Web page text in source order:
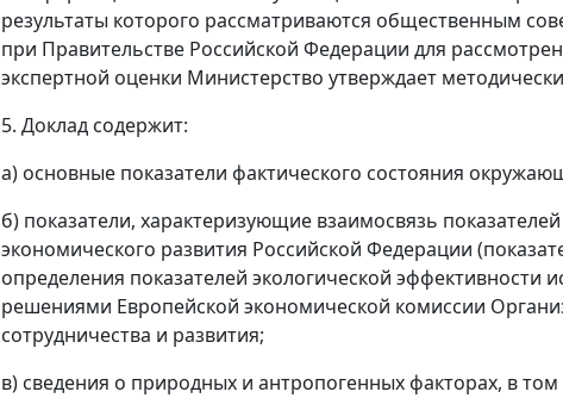
результаты которого рассматриваются общественным
при Правительстве Российской Федерации для
экспертной оценки Министерство утверждает
5. Доклад содержит:
а) основные показатели фактического состояния
б) показатели, характеризующие взаимосвязь
экономического развития Российской Федерации
определения показателей экологической эффективности
решениями Европейской экономической комиссии
сотрудничества и развития;
в) сведения о природных и антропогенных факторах, в